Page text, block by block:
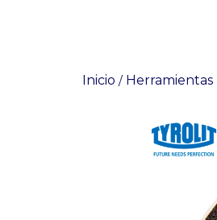
Inicio / Herramientas